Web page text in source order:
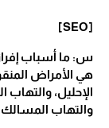
[SEO]
س: ما أسباب
هي الأمراض
الإحليل، والتهاب
والتهاب المسالك